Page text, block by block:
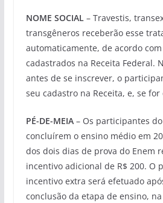
NOME SOCIAL – Travestis,
transgêneros receberão esse
automaticamente, de acordo
cadastrados na Receita Federal.
antes de se inscrever, o
seu cadastro na Receita, e, se
PÉ-DE-MEIA – Os participantes
concluírem o ensino médio em
dos dois dias de prova do Enem
incentivo adicional de R$ 200. O
incentivo extra será efetuado
conclusão da etapa de ensino,